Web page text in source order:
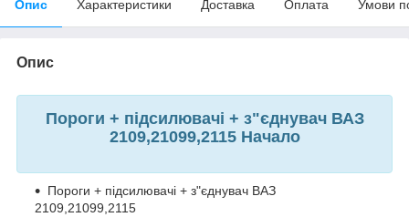
Опис Характеристики Доставка Оплата Умови
Опис
Пороги + підсилювачі + з"єднувач ВАЗ
2109,21099,2115 Начало
Пороги + підсилювачі + з"єднувач ВАЗ
2109,21099,2115